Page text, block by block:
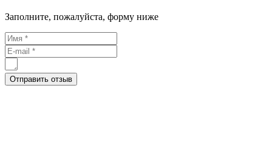
Заполните, пожалуйста, форму ниже